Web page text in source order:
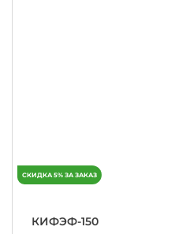
КИФЭФ-150